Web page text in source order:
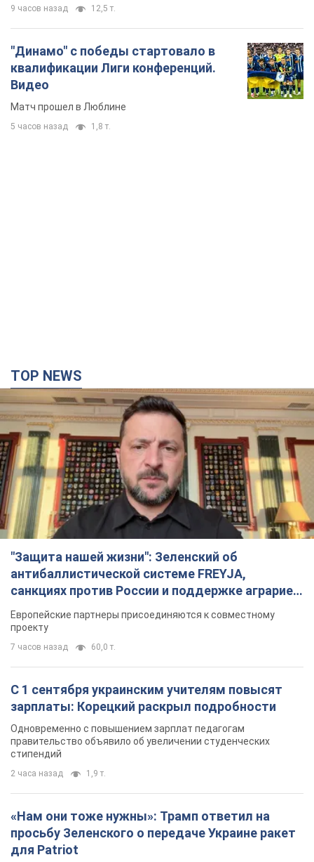
9 часов назад 12,5 т.
"Динамо" с победы стартовало в
квалификации Лиги конференций.
Видео
Матч прошел в Люблине
5 часов назад 1,8 т.
TOP NEWS
"Защита нашей жизни": Зеленский об
антибаллистической системе FREYJA,
санкциях против России и поддержке аграриев.
Видео
Европейские партнеры присоединяются к совместному
проекту
7 часов назад 60,0 т.
С 1 сентября украинским учителям повысят
зарплаты: Корецкий раскрыл подробности
Одновременно с повышением зарплат педагогам
правительство объявило об увеличении студенческих
стипендий
2 часа назад 1,9 т.
«Нам они тоже нужны»: Трамп ответил на
просьбу Зеленского о передаче Украине ракет
для Patriot